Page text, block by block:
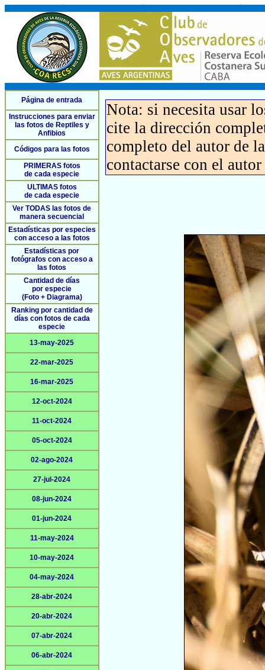
Página de entrada
Instrucciones para enviar
las fotos de Reptiles y
Anfibios
Códigos para las fotos
PRIMERAS fotos
de cada especie
ULTIMAS fotos
de cada especie
Ver TODAS las fotos de
manera secuencial
Estadísticas por especies
con acceso a las fotos
Estadísticas por
fotógrafos con acceso a
las fotos
Cantidad de días
por especie
(Foto + Diagrama)
Ranking por cantidad de
días con fotos de cada
especie
13-may-2025
22-mar-2025
16-mar-2025
12-oct-2024
11-oct-2024
05-oct-2024
02-ago-2024
27-jul-2024
08-jun-2024
01-jun-2024
11-may-2024
10-may-2024
04-may-2024
28-abr-2024
20-abr-2024
07-abr-2024
06-abr-2024
Nota: si necesita usar
cite la dirección
completo del autor de
contactarse con el